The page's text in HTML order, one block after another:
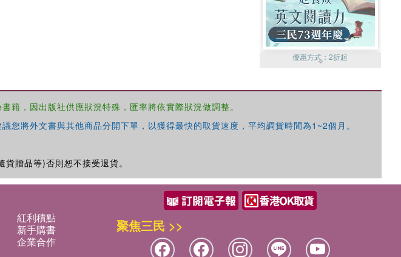
優惠方式：2折起
籍，因出版社供應狀況特殊，匯率將依實際狀況做調整。
將外文書與其他商品分開下單，以獲得最快的取貨速度，平均調貨時間為1~2個月。
贈品等)否則恕不接受退貨。
紅利積點
新手購書
企業合作
聚焦三民 >>